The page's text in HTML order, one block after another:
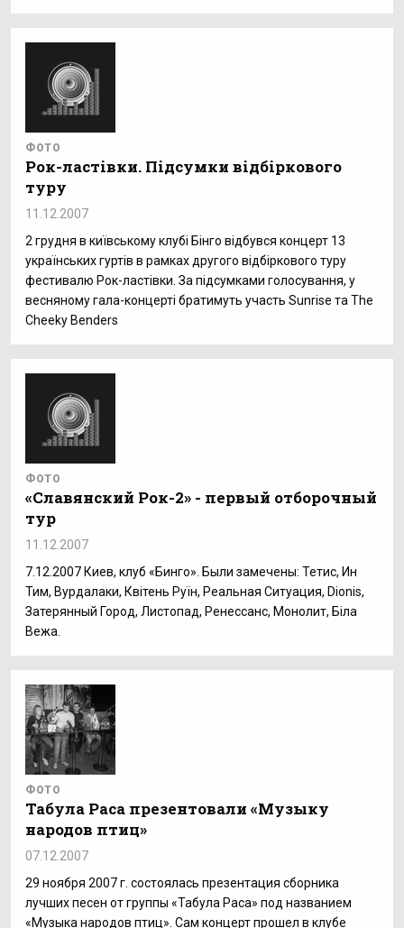
ФОТО
Рок-ластівки. Підсумки відбіркового
туру
11.12.2007
2 грудня в київському клубі Бінго відбувся концерт 13
українських гуртів в рамках другого відбіркового туру
фестивалю Рок-ластівки. За підсумками голосування, у
весняному гала-концерті братимуть участь Sunrise та Тhe
Cheeky Benders
ФОТО
«Славянский Рок-2» - первый отборочный
тур
11.12.2007
7.12.2007 Киев, клуб «Бинго». Были замечены: Тетис, Ин
Тим, Вурдалаки, Квітень Руїн, Реальная Ситуация, Dionis,
Затерянный Город, Листопад, Ренессанс, Монолит, Біла
Вежа.
ФОТО
Табула Раса презентовали «Музыку
народов птиц»
07.12.2007
29 ноября 2007 г. состоялась презентация сборника
лучших песен от группы «Табула Раса» под названием
«Музыка народов птиц». Сам концерт прошел в клубе